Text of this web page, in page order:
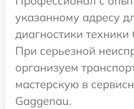
указанному адресу
диагностики техники
При серьезной
организуем
мастерскую в
Gaggenau.